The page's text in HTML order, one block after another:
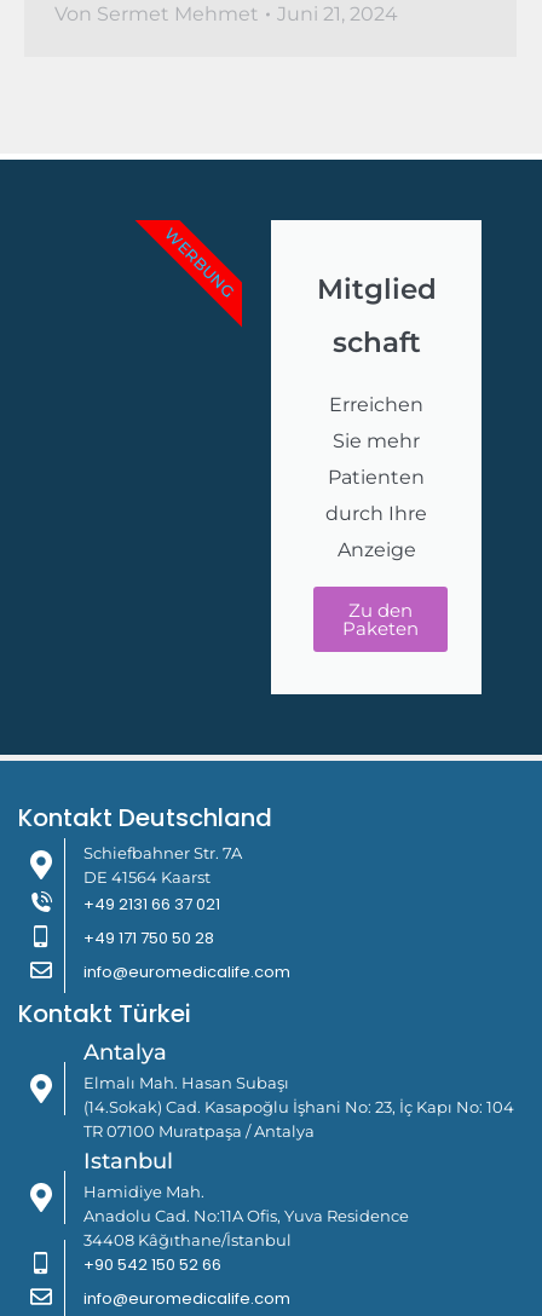
Von Sermet Mehmet Juni 21, 2024
Mitglied
schaft
Erreichen
Sie mehr
Patienten
durch Ihre
Anzeige
Zu den
Paketen
WERBUNG
Kontakt Deutschland
Schiefbahner Str. 7A
DE 41564 Kaarst
+49 2131 66 37 021
+49 171 750 50 28
info@euromedicalife.com
Kontakt Türkei
Antalya
Elmalı Mah. Hasan Subaşı
(14.Sokak) Cad. Kasapoğlu İşhani No: 23, İç Kapı No: 104
TR 07100 Muratpaşa / Antalya
Istanbul
Hamidiye Mah.
Anadolu Cad. No:11A Ofis, Yuva Residence
34408 Kâğıthane/İstanbul
+90 542 150 52 66
info@euromedicalife.com